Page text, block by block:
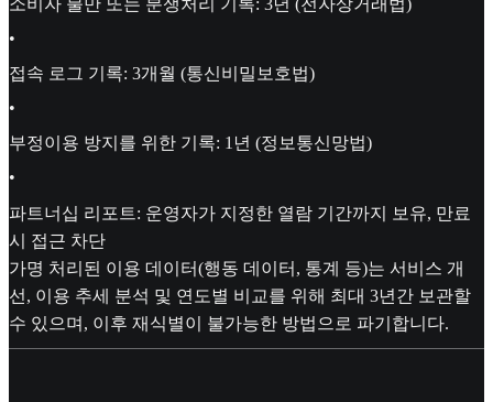
소비자 불만 또는 분쟁처리 기록: 3년 (전자상거래법)
•
접속 로그 기록: 3개월 (통신비밀보호법)
•
부정이용 방지를 위한 기록: 1년 (정보통신망법)
•
파트너십 리포트: 운영자가 지정한 열람 기간까지 보유, 만료
시 접근 차단
가명 처리된 이용 데이터(행동 데이터, 통계 등)는 서비스 개
선, 이용 추세 분석 및 연도별 비교를 위해 최대 3년간 보관할
수 있으며, 이후 재식별이 불가능한 방법으로 파기합니다.